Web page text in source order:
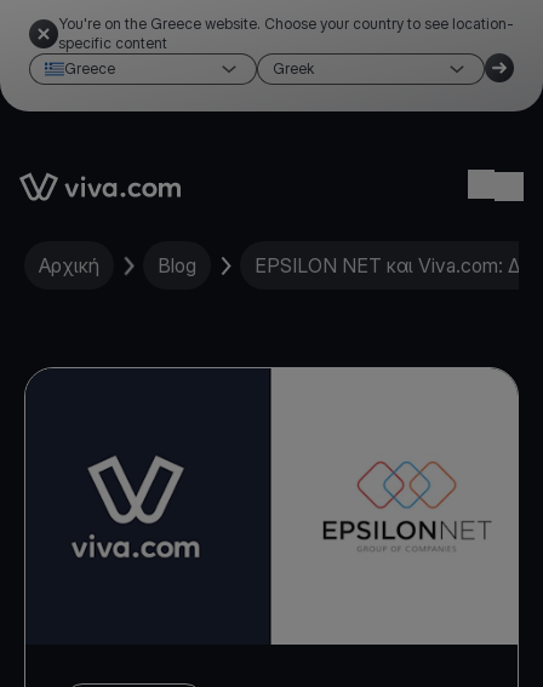
You're on the Greece website. Choose your country to see location-
specific content
Greece
Greek
Link to the homepage
Αρχική Blog EPSILON NET και Viva.com: